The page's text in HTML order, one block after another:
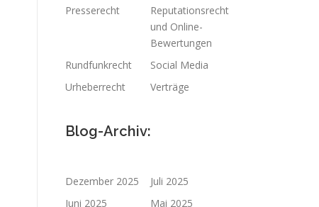
Presserecht
Reputationsrecht
und Online-
Bewertungen
Rundfunkrecht
Social Media
Urheberrecht
Verträge
Blog-Archiv:
Dezember 2025
Juli 2025
Juni 2025
Mai 2025